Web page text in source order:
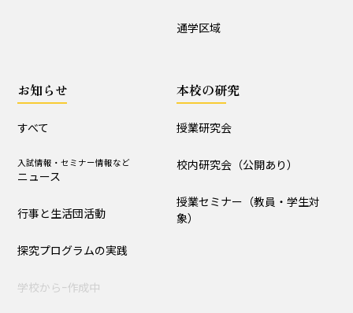
すべて 入試情報・セミナー情報など
学校からｰ作成中
通学区域
お知らせ
すべて
入試情報・セミナー情報など
ニュース
行事と生活団活動
探究プログラムの実践
学校からｰ作成中
本校の研究
授業研究会
校内研究会（公開あり）
授業セミナー（教員・学生対
象）